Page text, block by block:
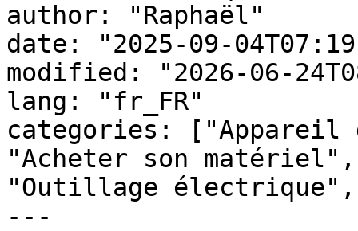
author: "Raphaël"
date: "2025-09-
modified: "2026-06-
lang: "fr_FR"
categories: ["Appareil
"Acheter son
"Outillage
---